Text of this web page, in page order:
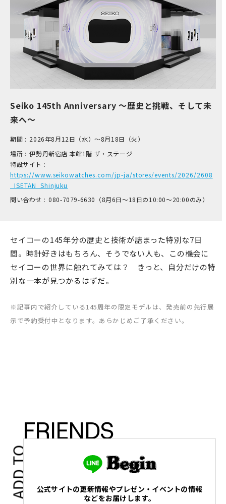
Seiko 145th Anniversary ～歴史と挑戦、そして未
来へ～
期間 : 2026年8月12日（水）～8月18日（火）
場所 : 伊​勢丹新宿店 本​館1階 ザ​・ステージ
特設サイト :
https://www.seikowatches.com/jp-ja/stores/events/2026/2608
_ISETAN_Shinjuku
問い合わせ : 0​80-7​079-6​630（8月6日～18日の1​0:00～2​0:00のみ）
セイコーの145年分の歴史と技術が詰まった特別な7日
間。時計好きはもちろん、そうでない人も、この機会に
セイコーの世界に触れてみては？ きっと、自分だけの特
別な一本が見つかるはずだ。
※記事内で紹介している145周年の限定モデルは、発売前の先行展
示で予約受付中となります。あらかじめご了承ください。
ADD TO
FRIENDS
公式サイトの更新情報やプレゼン・イベントの情報
などをお届けします。